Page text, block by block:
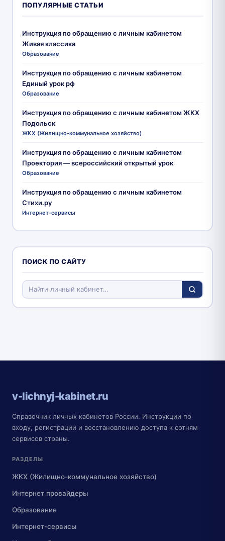
ПОПУЛЯРНЫЕ СТАТЬИ
Инструкция по обращению с личным кабинетом
Живая классика
Образование
Инструкция по обращению с личным кабинетом
Единый урок рф
Образование
Инструкция по обращению с личным кабинетом ЖКХ
Подольск
ЖКХ (Жилищно-коммунальное хозяйство)
Инструкция по обращению с личным кабинетом
Проектория — всероссийский открытый урок
Образование
Инструкция по обращению с личным кабинетом
Стихи.ру
Интернет-сервисы
ПОИСК ПО САЙТУ
v-lichnyj-kabinet.ru
Справочник личных кабинетов России. Инструкции по
входу, регистрации и восстановлению доступа к сотням
сервисов страны.
РАЗДЕЛЫ
ЖКХ (Жилищно-коммунальное хозяйство)
Интернет провайдеры
Образование
Интернет-сервисы